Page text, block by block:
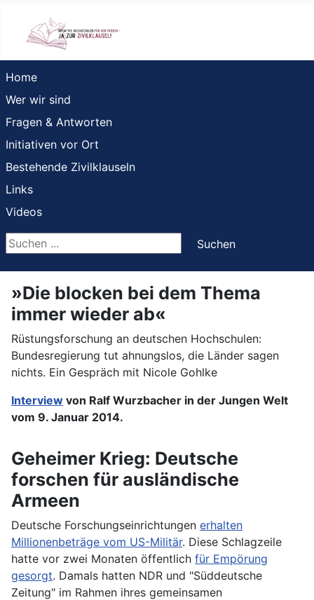
Home
Wer wir sind
Fragen & Antworten
Initiativen vor Ort
Bestehende Zivilklauseln
Links
Videos
Suchen ...
Suchen
»Die blocken bei dem Thema
immer wieder ab«
Rüstungsforschung an deutschen Hochschulen:
Bundesregierung tut ahnungslos, die Länder sagen
nichts. Ein Gespräch mit Nicole Gohlke
Interview von Ralf Wurzbacher in der Jungen Welt
vom 9. Januar 2014.
Geheimer Krieg: Deutsche
forschen für ausländische
Armeen
Deutsche Forschungseinrichtungen erhalten
Millionenbeträge vom US-Militär. Diese Schlagzeile
hatte vor zwei Monaten öffentlich für Empörung
gesorgt. Damals hatten NDR und "Süddeutsche
Zeitung" im Rahmen ihres gemeinsamen